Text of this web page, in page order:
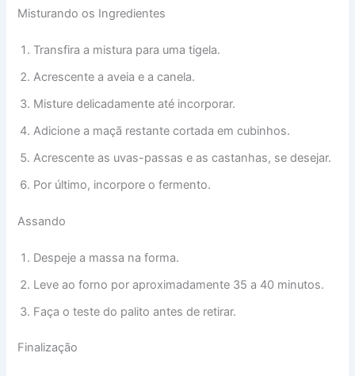
Misturando os Ingredientes
Transfira a mistura para uma tigela.
Acrescente a aveia e a canela.
Misture delicadamente até incorporar.
Adicione a maçã restante cortada em cubinhos.
Acrescente as uvas-passas e as castanhas, se desejar.
Por último, incorpore o fermento.
Assando
Despeje a massa na forma.
Leve ao forno por aproximadamente 35 a 40 minutos.
Faça o teste do palito antes de retirar.
Finalização